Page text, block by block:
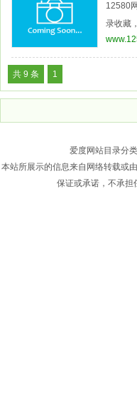
12580
录收藏
共 9 条 1
爱度网站目录分
本站所展示的信息来自网络转载或
保证或承诺，不承担